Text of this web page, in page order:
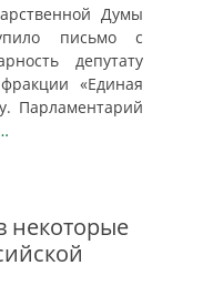
Думы
письмо с
депутату
«Единая
Парламентарий
некоторые